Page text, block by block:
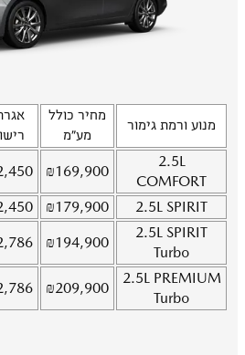
מנוע ורמת גימור
מחיר כולל
מע"מ
אגרת
רישוי
2.5L
COMFORT
₪169,900
₪2,450
2.5L SPIRIT
₪179,900
₪2,450
2.5L SPIRIT
Turbo
₪194,900
₪2,786
2.5L PREMIUM
Turbo
₪209,900
₪2,786